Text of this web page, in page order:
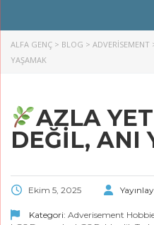
ALFA GENÇ > BLOG > ADVERISEMENT
YAŞAMAK
AZLA
DEĞIL, ANI
Ekim 5, 2025
Kategori: Adverisement